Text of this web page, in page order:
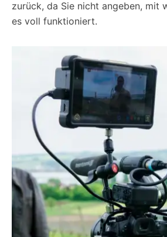
zurück, da Sie nicht angeben, mit
es voll funktioniert.